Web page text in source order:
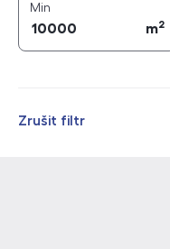
Min
m2
Zrušit filtr